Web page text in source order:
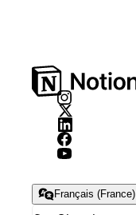
Français (France)